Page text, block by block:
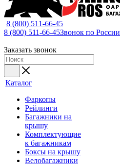
8 (800) 511-66-45
8 (800) 511-66-45Звонок по России
Заказать звонок
Каталог
Фаркопы
Рейлинги
Багажники на
крышу
Комплектующие
к багажникам
Боксы на крышу
Велобагажники